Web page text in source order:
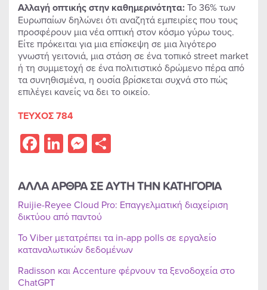
Αλλαγή οπτικής στην καθημερινότητα:Το 36% των
Ευρωπαίων δηλώνει ότι αναζητά εμπειρίες που τους
προσφέρουν μια νέα οπτική στον κόσμο γύρω τους.
Είτε πρόκειται για μια επίσκεψη σε μια λιγότερο
γνωστή γειτονιά, μια στάση σε ένα τοπικό street market
ή τη συμμετοχή σε ένα πολιτιστικό δρώμενο πέρα από
τα συνηθισμένα, η ουσία βρίσκεται συχνά στο πώς
επιλέγει κανείς να δει το οικείο.
ΤΕΥΧΟΣ 784
Facebook
LinkedIn
Messenger
ΑΛΛΑ ΑΡΘΡΑ ΣΕ ΑΥΤΗ ΤΗΝ ΚΑΤΗΓΟΡΙΑ
Ruijie-Reyee Cloud Pro: Επαγγελματική διαχείριση
δικτύου από παντού
Το Viber μετατρέπει τα in-app polls σε εργαλείο
καταναλωτικών δεδομένων
Radisson και Accenture φέρνουν τα ξενοδοχεία στο
ChatGPT